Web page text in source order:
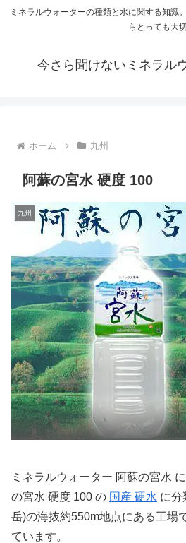
ミネラルウォーターの種類と水に関する知識
らとっても大切
今さら聞けないミネラル
ホーム 九州
阿蘇の宮水 硬度 100
九州
ミネラルウォーター 阿蘇の宮水
の宮水 硬度 100 の 国産 硬水 に分
岳)の海抜約550m地点にある工場
ています。